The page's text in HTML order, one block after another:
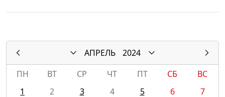
АПРЕЛЬ
2024
ПН
ВТ СР ЧТ ПТ СБ
ВС
1
2 3 4 5 6
7